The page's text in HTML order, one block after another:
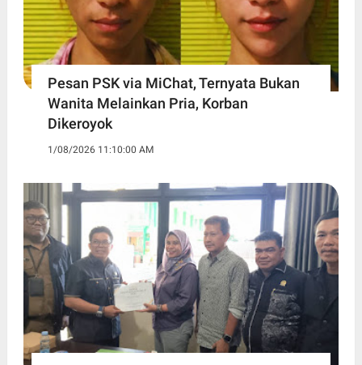
Pesan PSK via MiChat, Ternyata Bukan
Wanita Melainkan Pria, Korban
Dikeroyok
1/08/2026 11:10:00 AM